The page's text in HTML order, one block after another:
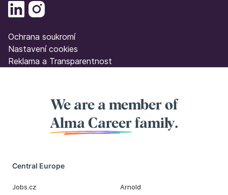
Ochrana soukromí
Nastavení cookies
Reklama a Transparentnost
We are a member of
Alma Career family.
Central Europe
Jobs.cz
Arnold